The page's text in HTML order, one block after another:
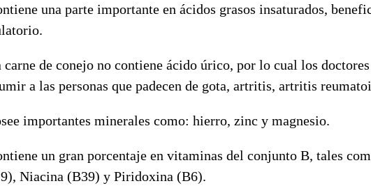
una parte importante en ácidos grasos insaturados,
carne de conejo no contiene ácido úrico, por lo cual los
a las personas que padecen de gota, artritis, artritis
importantes minerales como: hierro, zinc y magnesio.
un gran porcentaje en vitaminas del conjunto B, tales
Niacina (B39) y Piridoxina (B6).